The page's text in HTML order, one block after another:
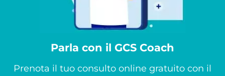
Parla con il GCS Coach
Prenota il tuo consulto online gratuito con il